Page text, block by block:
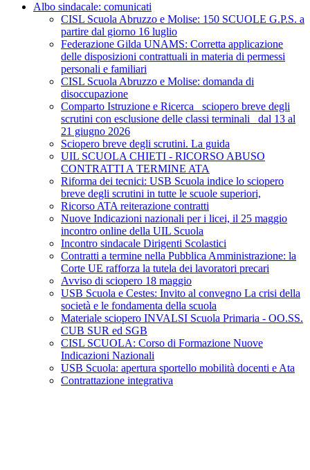
Albo sindacale: comunicati
CISL Scuola Abruzzo e Molise: 150 SCUOLE G.P.S. a
partire dal giorno 16 luglio
Federazione Gilda UNAMS: Corretta applicazione
delle disposizioni contrattuali in materia di permessi
personali e familiari
CISL Scuola Abruzzo e Molise: domanda di
disoccupazione
Comparto Istruzione e Ricerca_ sciopero breve degli
scrutini con esclusione delle classi terminali_ dal 13 al
21 giugno 2026
Sciopero breve degli scrutini. La guida
UIL SCUOLA CHIETI - RICORSO ABUSO
CONTRATTI A TERMINE ATA
Riforma dei tecnici: USB Scuola indice lo sciopero
breve degli scrutini in tutte le scuole superiori,
Ricorso ATA reiterazione contratti
Nuove Indicazioni nazionali per i licei, il 25 maggio
incontro online della UIL Scuola
Incontro sindacale Dirigenti Scolastici
Contratti a termine nella Pubblica Amministrazione: la
Corte UE rafforza la tutela dei lavoratori precari
Avviso di sciopero 18 maggio
USB Scuola e Cestes: Invito al convegno La crisi della
società e le fondamenta della scuola
Materiale sciopero INVALSI Scuola Primaria - OO.SS.
CUB SUR ed SGB
CISL SCUOLA: Corso di Formazione Nuove
Indicazioni Nazionali
USB Scuola: apertura sportello mobilità docenti e Ata
Contrattazione integrativa